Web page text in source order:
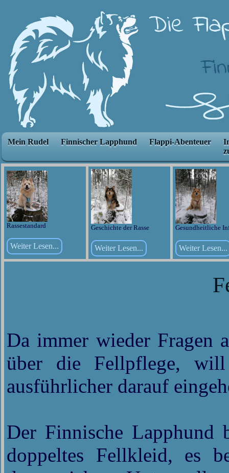
Mein Rudel Finnischer Lapphund Flappi-Abenteuer
Rassestandard
Weiter Lesen...
Geschichte der Rasse
Weiter Lesen...
Gesundheitliche
Weiter Lesen...
Da immer wieder Fragen
über die Fellpflege,
ausführlicher darauf
Der Finnische Lapphund
doppeltes Fellkleid, es